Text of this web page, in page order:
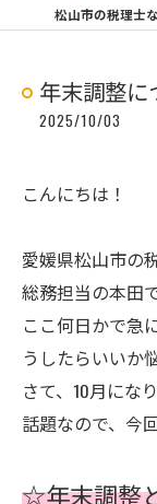
年末調整に
2025/10/03
こんにちは！
愛媛県松山市の
総務担当の本田で
ここ何日かで急
うしたらいいか
さて、10月にな
話題なので、今
☆年末調整